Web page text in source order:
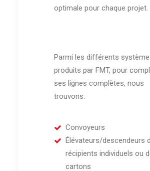
optimale pour chaque projet.
Parmi les différents
produits par FMT, pour
ses lignes complètes, nous
trouvons:
Convoyeurs
Élévateurs/descendeurs
récipients individuels ou
cartons